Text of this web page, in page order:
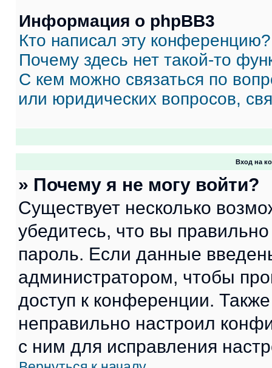
Информация о phpBB3
Кто написал эту конференцию?
Почему здесь нет такой-то
С кем можно связаться по
или юридических вопросов,
Вход на
» Почему я не могу войти?
Существует несколько
убедитесь, что вы
пароль. Если данные
администратором, чтобы
доступ к конференции.
неправильно настроил
с ним для исправления